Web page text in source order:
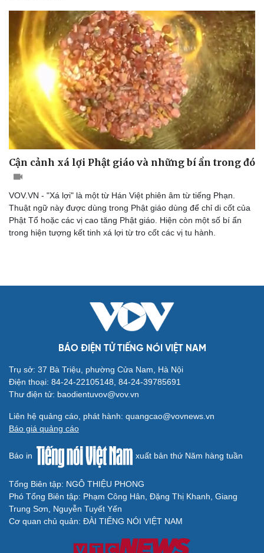
Du lịch
Tư vấn
Săn Tour
check-in
Podcast
Câu chuyện thời sự
Đọc truyện đêm khuya
Cửa sổ tình yêu
Kể chuyện cho bé
Hạt giống tâm hồn
Cải chính
Cận cảnh xá lợi Phật giáo và những bí ẩn trong đó
VOV.VN - "Xá lợi" là một từ Hán Việt phiên âm từ tiếng Phạn.
Thuật ngữ này được dùng trong Phật giáo dùng để chỉ di cốt của
Phật Tổ hoặc các vị cao tăng Phật giáo. Hiện còn một số bí ẩn
trong hiện tượng kết tinh xá lợi từ tro cốt các vị tu hành.
BÁO ĐIỆN TỬ TIẾNG NÓI VIỆT NAM
Trụ sở: 37 Bà Triệu, phường Cửa Nam, Hà Nội
Điện thoại: 84-24-22105148, 84-24-39785691
Thư điện tử: baodientuvov@vov.vn
Liên hệ quảng cáo, phát hành: quangcao@vovnews.vn
Báo giá quảng cáo
Báo in xuất bản thứ Năm hàng tuần
Tổng Biên tập: NGÔ THIỆU PHONG
Phó Tổng Biên tập: Phạm Công Hân, Đặng Thị Khanh, Giang
Trung Sơn, Nguyễn Tuyết Yến
Cơ quan chủ quản: ĐÀI TIẾNG NÓI VIỆT NAM